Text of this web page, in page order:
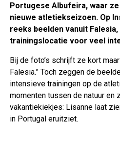
Portugese Albufeira, waar
nieuwe atletiekseizoen. Op
reeks beelden vanuit
trainingslocatie voor veel
Bij de foto’s schrijft ze kort
Falesia.” Toch zeggen de
intensieve trainingen op de
momenten tussen de natuur en
vakantiekiekjes: Lisanne laat
in Portugal eruitziet.